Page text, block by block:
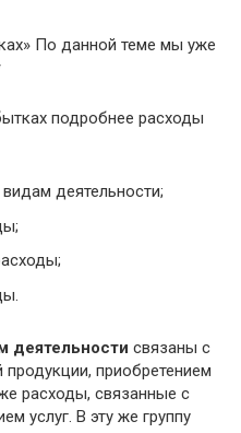
По данной теме мы уже
подробнее расходы
деятельности;
деятельности связаны с
приобретением
расходы, связанные с
услуг. В эту же группу